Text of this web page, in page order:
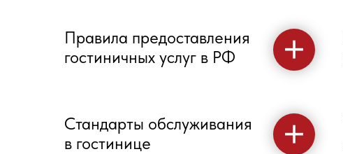
Стандарты обслуживания
в гостинице
Правила предоставления
гостиничных услуг в РФ